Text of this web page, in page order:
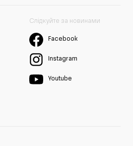
Слідкуйте за новинами
Facebook
Instagram
Youtube